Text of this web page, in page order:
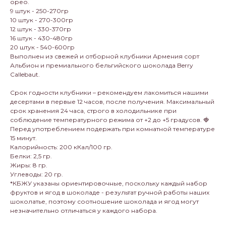
орео.
9 штук - 250-270гр
10 штук - 270-300гр
12 штук - 330-370гр
16 штук - 430-480гр
20 штук - 540-600гр
Выполнен из свежей и отборной клубники Армения сорт
Альбион и премиального бельгийского шоколада Berry
Callebaut.
Срок годности клубники – рекомендуем лакомиться нашими
десертами в первые 12 часов, после получения. Максимальный
срок хранения 24 часа, строго в холодильнике при
соблюдение температурного режима от +2 до +5 градусов. 🍓
Перед употреблением подержать при комнатной температуре
15 минут.
Калорийность: 200 кКал/100 гр.
Белки: 2,5 гр.
Жиры: 8 гр.
Углеводы: 20 гр.
*КБЖУ указаны ориентировочные, поскольку каждый набор
фруктов и ягод в шоколаде - результат ручной работы наших
шоколатье, поэтому соотношение шоколада и ягод могут
незначительно отличаться у каждого набора.